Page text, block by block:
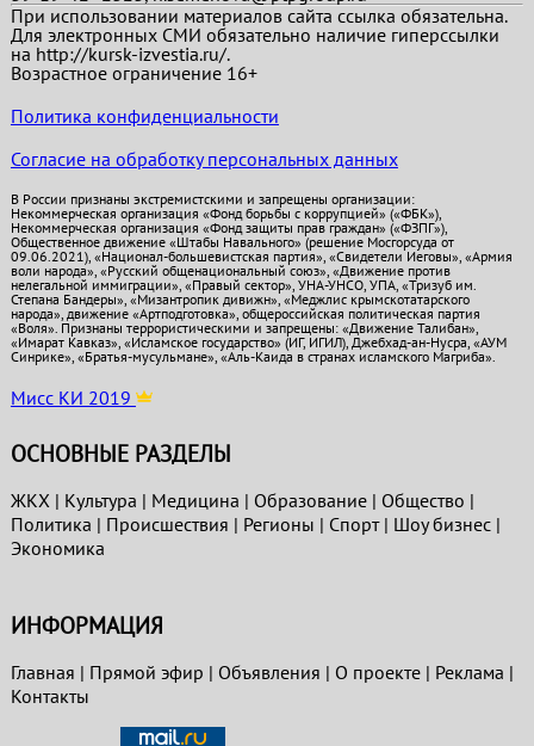
При использовании материалов сайта ссылка обязательна.
Для электронных СМИ обязательно наличие гиперссылки
на http://kursk-izvestia.ru/.
Возрастное ограничение 16+
Политика конфиденциальности
Согласие на обработку персональных данных
В России признаны экстремистскими и запрещены организации:
Некоммерческая организация «Фонд борьбы с коррупцией» («ФБК»),
Некоммерческая организация «Фонд защиты прав граждан» («ФЗПГ»),
Общественное движение «Штабы Навального» (решение Мосгорсуда от
09.06.2021), «Национал-большевистская партия», «Свидетели Иеговы», «Армия
воли народа», «Русский общенациональный союз», «Движение против
нелегальной иммиграции», «Правый сектор», УНА-УНСО, УПА, «Тризуб им.
Степана Бандеры», «Мизантропик дивижн», «Меджлис крымскотатарского
народа», движение «Артподготовка», общероссийская политическая партия
«Воля». Признаны террористическими и запрещены: «Движение Талибан»,
«Имарат Кавказ», «Исламское государство» (ИГ, ИГИЛ), Джебхад-ан-Нусра, «АУМ
Синрике», «Братья-мусульмане», «Аль-Каида в странах исламского Магриба».
Мисс КИ 2019
ОСНОВНЫЕ РАЗДЕЛЫ
ЖКХ| Культура | Медицина | Образование| Общество |
Политика | Проиcшествия | Регионы | Спорт| Шоу бизнес|
Экономика
ИНФОРМАЦИЯ
Главная | Прямой эфир | Объявления | О проекте| Реклама |
Контакты